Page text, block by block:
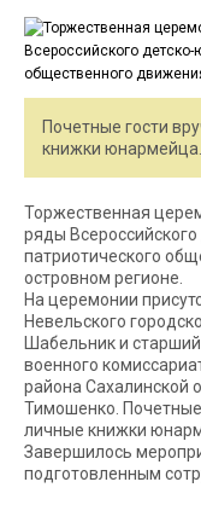
Почетные гости
книжки юнармейца.
Торжественная
ряды
патриотического
островном регионе.
На церемонии
Невельского
Шабельник и
военного
района Сахалинской
Тимошенко. Почетные
личные книжки
Завершилось
подготовленным